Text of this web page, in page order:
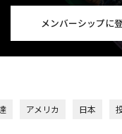
メンバーシップに
アメリカ 日本